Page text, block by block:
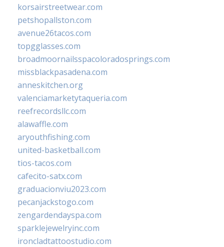
korsairstreetwear.com
petshopallston.com
avenue26tacos.com
topgglasses.com
broadmoornailsspacoloradosprings.com
missblackpasadena.com
anneskitchen.org
valenciamarketytaqueria.com
reefrecordsllc.com
alawaffle.com
aryouthfishing.com
united-basketball.com
tios-tacos.com
cafecito-satx.com
graduacionviu2023.com
pecanjackstogo.com
zengardendayspa.com
sparklejewelryinc.com
ironcladtattoostudio.com